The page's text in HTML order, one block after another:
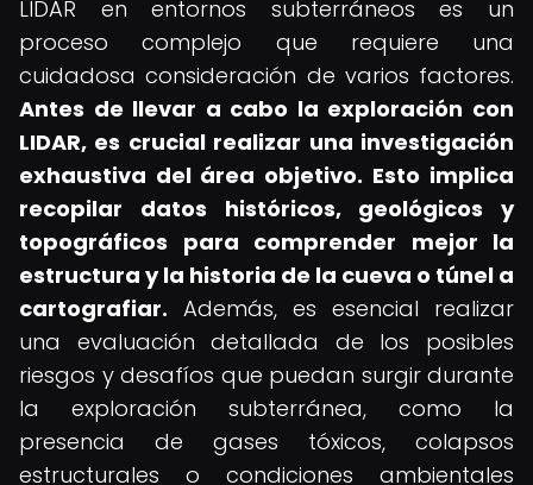
LIDAR en entornos subterráneos es un
proceso complejo que requiere una
cuidadosa consideración de varios factores.
Antes de llevar a cabo la exploración con
LIDAR, es crucial realizar una investigación
exhaustiva del área objetivo. Esto implica
recopilar datos históricos, geológicos y
topográficos para comprender mejor la
estructura y la historia de la cueva o túnel a
cartografiar. Además, es esencial realizar
una evaluación detallada de los posibles
riesgos y desafíos que puedan surgir durante
la exploración subterránea, como la
presencia de gases tóxicos, colapsos
estructurales o condiciones ambientales